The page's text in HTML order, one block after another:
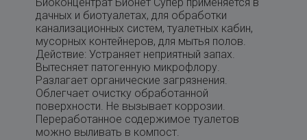
дачных и биотуалетах, для обработки
канализационных систем, туалетных кабин,
мусорных контейнеров, для мытья полов.
Действие: Устраняет неприятный запах.
Вытесняет патогенную микрофлору.
Разлагает органические загрязнения.
Облегчает очистку обработанной
поверхности. Не вызывает коррозии.
Переработанное содержимое туалетов
можно выливать в компост.